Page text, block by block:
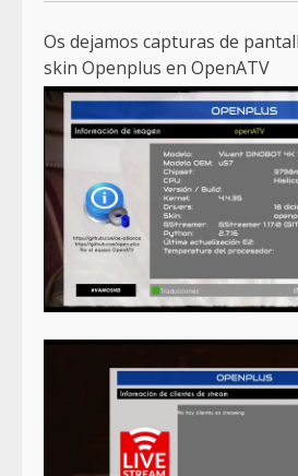
Os dejamos capturas de
skin Openplus en OpenATV